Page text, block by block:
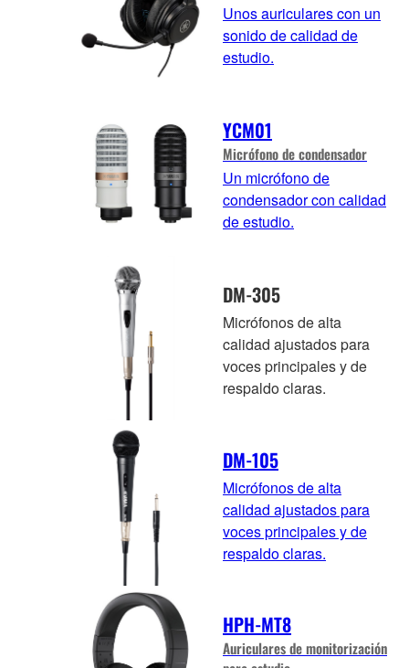
Unos auriculares con un
sonido de calidad de
estudio.
YCM01
Micrófono de condensador
Un micrófono de
condensador con calidad
de estudio.
DM-305
Micrófonos de alta
calidad ajustados para
voces principales y de
respaldo claras.
DM-105
Micrófonos de alta
calidad ajustados para
voces principales y de
respaldo claras.
HPH-MT8
Auriculares de monitorización